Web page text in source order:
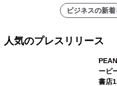
ビジネスの新
人気のプレスリリース
ーピ
書店